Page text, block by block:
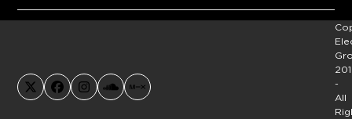
X Facebook
Instagram
SoundCloud
MixCloud
-
All